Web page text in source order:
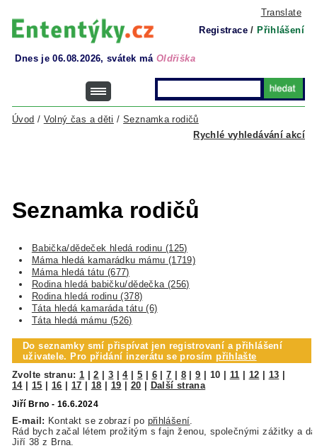
Translate
Registrace / Přihlášení
Dnes je 06.08.2026, svátek má Oldřiška
Rychlé vyhledávání akcí
Úvod / Volný čas a děti /Seznamka rodičů
Seznamka rodičů
Babička/dědeček hledá rodinu (125)
Máma hledá kamarádku mámu (1719)
Máma hledá tátu (677)
Rodina hledá babičku/dědečka (256)
Rodina hledá rodinu (378)
Táta hledá kamaráda tátu (6)
Táta hledá mámu (526)
Do seznamky smí přispívat jen registrovaní a přihlášení
uživatele. Pro přidání inzerátu se prosímpřihlašte
Zvolte stranu: 1 |2 3 |4| 5 6|7 8|9 10 11 12 13
14| 15 16 17 18 19 20 Další strana
Jiří Brno - 16.6.2024
E-mail: Kontakt se zobrazí po přihlášení
Rád bych začal létem prožitým s fajn ženou, společnými zážitky a
Jiří 38 z Brna.